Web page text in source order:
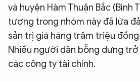
và huyện Hàm Thuận Bắc (Bình
tượng trong nhóm này đã lừa
sản trị giá hàng trăm triệu đồng
Nhiều người dân bỗng dưng
các công ty tài chính.